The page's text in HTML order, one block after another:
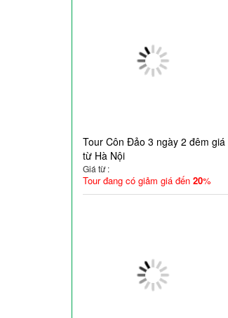
Tour Côn Đảo 3 ngày 2 đêm giá
từ Hà Nội
Giá từ :
Tour đang có giảm giá đến 20%